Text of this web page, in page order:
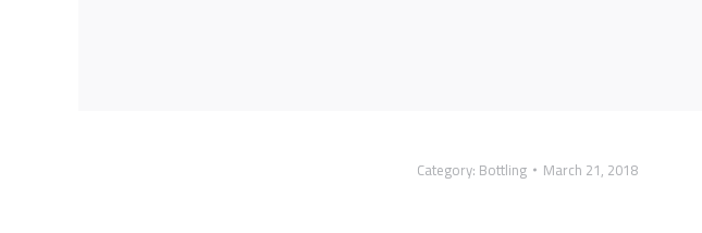
Category: Bottling March 21, 2018